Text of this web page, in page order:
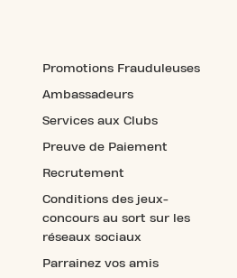
Promotions Frauduleuses
Ambassadeurs
Services aux Clubs
Preuve de Paiement
Recrutement
Conditions des jeux-
concours au sort sur les
réseaux sociaux
Parrainez vos amis